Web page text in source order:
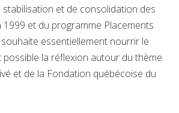
stabilisation et de consolidation des
et du programme Placements
essentiellement nourrir le
possible la réflexion autour du thème
et de la Fondation québécoise du